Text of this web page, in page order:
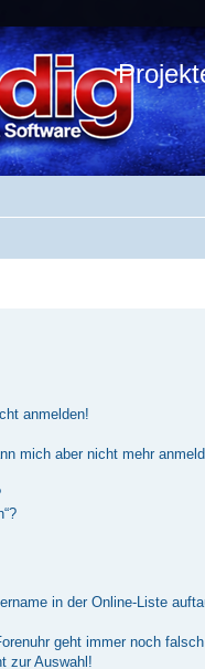
anmelden!
mich aber nicht mehr
in der Online-Liste
geht immer noch
zur Auswahl!